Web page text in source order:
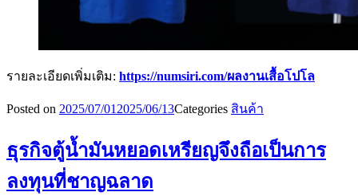
รายละเอียดเพิ่มเติม: https://numsiri.com/ผลงานเสื้อโปโล
Posted on 2025/07/012025/06/13Categories สินค้า
ธุรกิจตู้น้ำมันหยอดเหรียญจึงถือเป็นการ
ลงทุนที่ชาญฉลาด